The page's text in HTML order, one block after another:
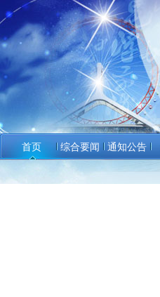
首页 综合要闻 通知公告